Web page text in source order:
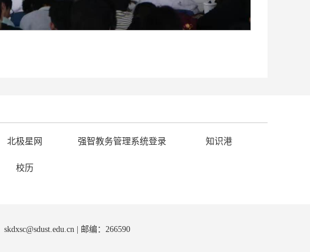
北极星网 强智教务管理系统登录 知识港
校历
skdxsc@sdust.edu.cn | 邮编：266590